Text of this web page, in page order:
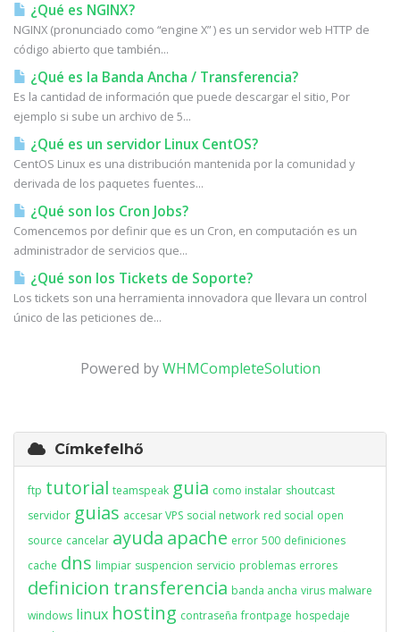
¿Qué es NGINX?
NGINX (pronunciado como “engine X” ) es un servidor web HTTP de
código abierto que también...
¿Qué es la Banda Ancha / Transferencia?
Es la cantidad de información que puede descargar el sitio, Por
ejemplo si sube un archivo de 5...
¿Qué es un servidor Linux CentOS?
CentOS Linux es una distribución mantenida por la comunidad y
derivada de los paquetes fuentes...
¿Qué son los Cron Jobs?
Comencemos por definir que es un Cron, en computación es un
administrador de servicios que...
¿Qué son los Tickets de Soporte?
Los tickets son una herramienta innovadora que llevara un control
único de las peticiones de...
Powered byWHMCompleteSolution
Címkefelhő
ftp tutorial teamspeak guia como instalar shoutcast
servidor guias accesar VPS social network red social open
source cancelar ayuda apache error 500 definiciones
cache dns limpiar suspencion servicio problemas errores
definicion transferencia banda ancha virus malware
windows linux hosting contraseña frontpage hospedaje